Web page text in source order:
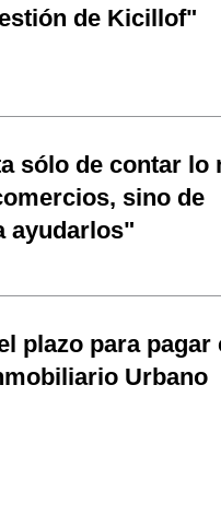
de Kicillof"
sólo de contar lo
sino de
ayudarlos"
plazo para pagar
Urbano